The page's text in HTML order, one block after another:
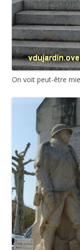
On voit peut-être